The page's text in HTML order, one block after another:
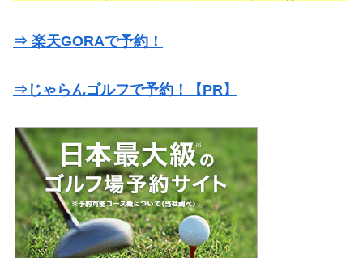
⇒ 楽天GORAで予約！
⇒じゃらんゴルフで予約！【PR】